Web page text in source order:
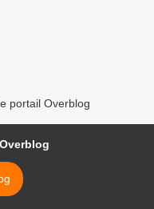
portail Overblog